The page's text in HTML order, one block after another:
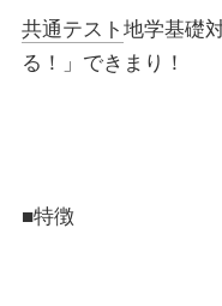
共通テスト 地学基礎
る！」できまり！
■特徴